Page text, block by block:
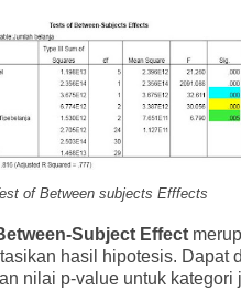
of Between subjects Efffects
Subject Effect
hasil hipotesis. Dapat
nilai p-value untuk kategori